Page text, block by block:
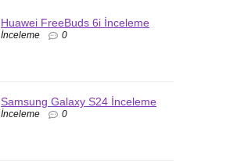
Huawei FreeBuds 6i İnceleme
İnceleme 0
Samsung Galaxy S24 İnceleme
İnceleme 0